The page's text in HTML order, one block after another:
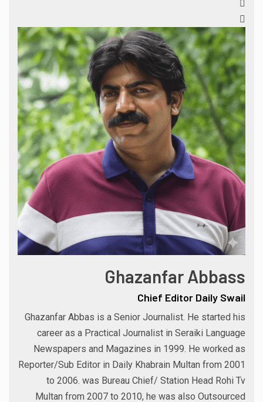
Ghazanfar Abbass
Chief Editor Daily Swail
Ghazanfar Abbas is a Senior Journalist. He started his
career as a Practical Journalist in Seraiki Language
Newspapers and Magazines in 1999. He worked as
Reporter/Sub Editor in Daily Khabrain Multan from 2001
to 2006. was Bureau Chief/ Station Head Rohi Tv
Multan from 2007 to 2010, he was also Outsourced